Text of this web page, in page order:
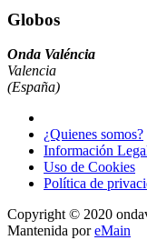
Globos
Onda Valéncia
Valencia
(España)
¿Quienes somos?
Información
Uso de Cookies
Política de
Copyright © 2020
Mantenida poreMain